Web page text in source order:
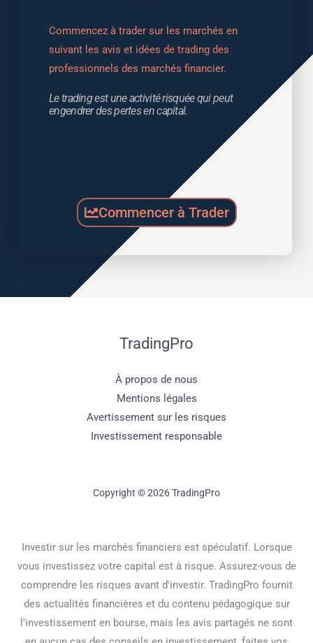
Commencez à trader sur les marchés en
suivant les avis et idées de trading des
professionnels des marchés financier.
Le trading est une activité risquée qui peut
engendrer des pertes en capital.
Commencer à Trader
TradingPro
À propos de nous
Mentions légales
Avertissement sur les risques
Investissement responsable
Copyright © 2026 TradingPro
Investir sur les marchés financiers est spéculatif. Lorsque
vous investissez votre capital est à risque. Assurez-vous de
comprendre les risques avant d'investir. TradingPro fournit
des actualités financières et du contenu pédagogique sur
l'investissement en bourse, mais les avis partagés ne sont